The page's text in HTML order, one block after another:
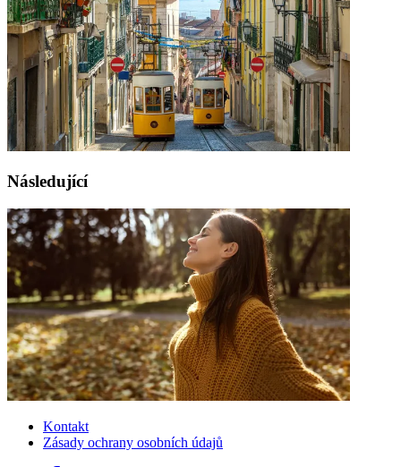
Následující
Kontakt
Zásady ochrany osobních údajů